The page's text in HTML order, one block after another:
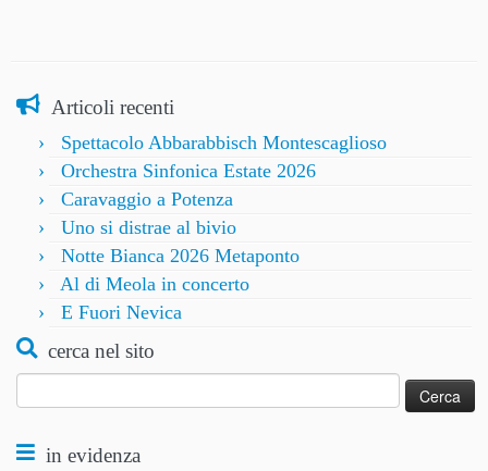
Articoli recenti
Spettacolo Abbarabbisch Montescaglioso
Orchestra Sinfonica Estate 2026
Caravaggio a Potenza
Uno si distrae al bivio
Notte Bianca 2026 Metaponto
Al di Meola in concerto
E Fuori Nevica
cerca nel sito
per:
in evidenza